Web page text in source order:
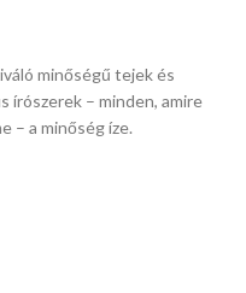
minőségű tejek és
írószerek – minden, amire
– a minőség íze.